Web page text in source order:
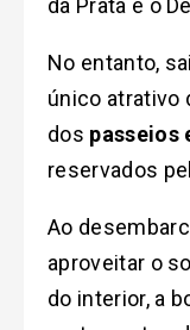
No entanto,
único atrativo
dos passeios
reservados
Ao
aproveitar o
do interior, a